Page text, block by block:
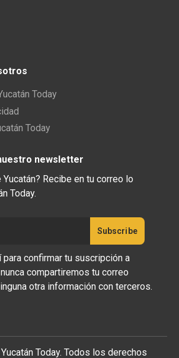
Today
Today
newsletter
Yucatán? Recibe en tu correo lo
Today.
para confirmar tu suscripción a
compartiremos tu correo
otra información con terceros.
Today. Todos los derechos